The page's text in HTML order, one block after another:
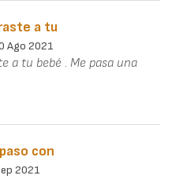
a tu
Ago 2021
a tu bebé . Me pasa una
con
2021